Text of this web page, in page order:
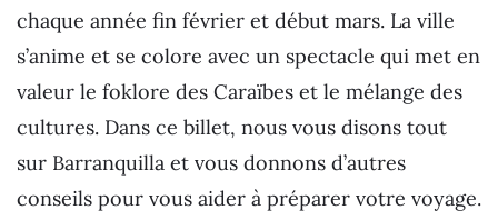
chaque année fin février et début mars. La ville
s’anime et se colore avec un spectacle qui met en
valeur le foklore des Caraïbes et le mélange des
cultures. Dans ce billet, nous vous disons tout
sur Barranquilla et vous donnons d’autres
conseils pour vous aider à préparer votre voyage.